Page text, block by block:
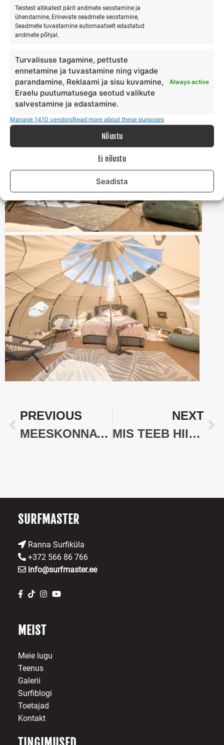
Teistest allikatest pärit andmete seostamine ja
ühendamine, Erinevate seadmete seostamine,
Seadmete tuvastamine automaatselt edastatud
andmete põhjal.
Turvalisuse tagamine, pettuste
ennetamine ja tuvastamine ning vigade
parandamine, Reklaami ja sisu kuvamine,
Eraelu puutumatusega seotud valikute
salvestamine ja edastamine.
Always active
Manage 1410 vendorsRead more about these purposes
Nõustu
Ei nõustu
Seadista
sul kõik, mida vajad!
Tule kogeluksuslikku looduslähedust Hiiumaal
Ööbimiste valiku leiad siit: https://surfmaster.ee/firma-
suvepaevad-hiiumaa/
Autor: Risto Kõrgemägi
PREVIOUS
MEESKONNAVAIMU TUGEVDAMINE LOODUSE RÜPES: KUIDAS HIIUMAA SUVEPÄEVAD SUURENDAVAD TÖÖTAJATE HEAOLU JA PRODUKTIIVSUST.
NEXT
MIS TEEB HIIUMAA SURFILAAGRI NII ERILISEKS? LASTE JA ISADE LOOD
SURFMASTER
Ranna Surfiküla
+372 566 86 766
info@surfmaster.ee
MEIST
Meie lugu
Teenus
Galerii
Surfiblogi
Toetajad
Kontakt